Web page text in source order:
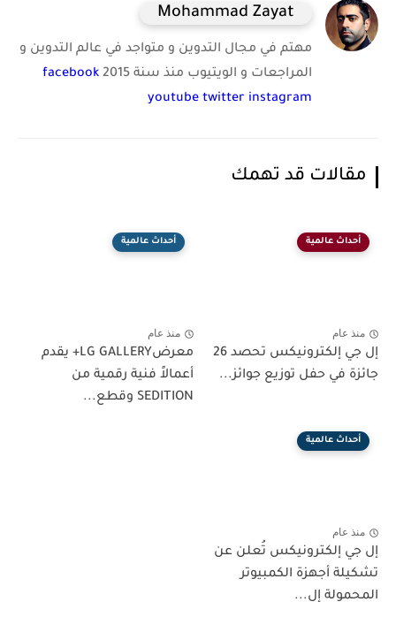
Mohammad Zayat
مهتم في مجال التدوين و متواجد في عالم التدوين و
المراجعات و الويتيوب منذ سنة 2015
facebook
youtube twitter instagram
مقالات قد تهمك
أحداث عالمية
منذ عام
إل جي إلكترونيكس تحصد 26
جائزة في حفل توزيع جوائز...
أحداث عالمية
منذ عام
معرضLG GALLERY+ يقدم
أعمالاً فنية رقمية من
SEDITION وقطع...
أحداث عالمية
منذ عام
إل جي إلكترونيكس تُعلن عن
تشكيلة أجهزة الكمبيوتر
المحمولة إل...